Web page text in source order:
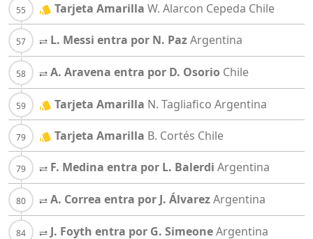
Tarjeta Amarilla W. Alarcon Cepeda Chile
L. Messi entra por N. PazArgentina
A. Aravena entra por D. Osorio Chile
Tarjeta Amarilla N. Tagliafico Argentina
Tarjeta Amarilla B. Cortés Chile
F. Medina entra por L. Balerdi Argentina
A. Correa entra por J. ÁlvarezArgentina
J. Foyth entra por G. SimeoneArgentina